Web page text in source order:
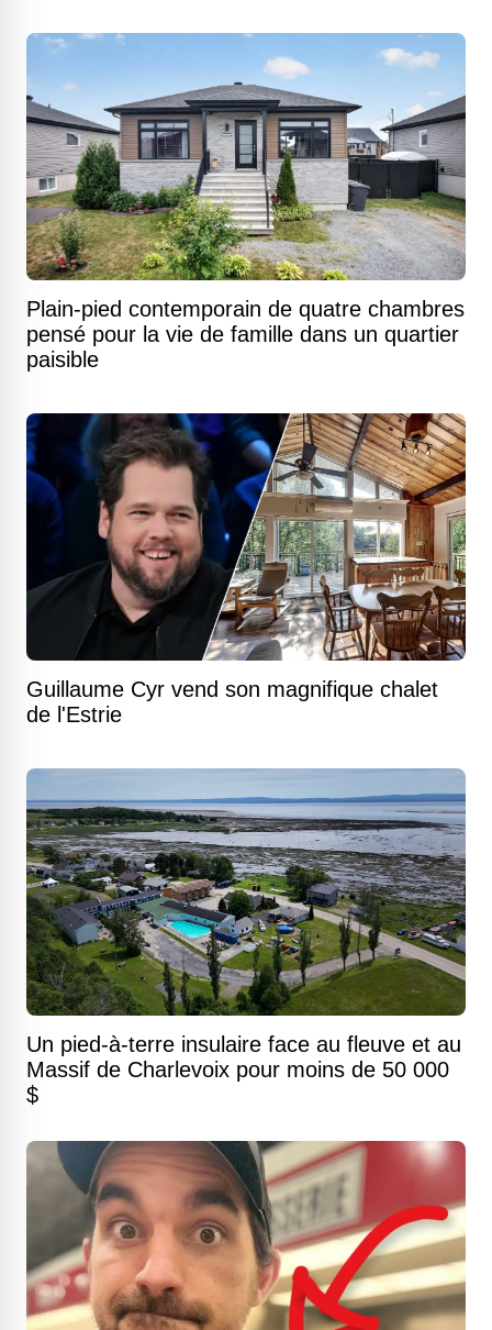
Plain-pied contemporain de quatre chambres
pensé pour la vie de famille dans un quartier
paisible
Guillaume Cyr vend son magnifique chalet
de l'Estrie
Un pied-à-terre insulaire face au fleuve et au
Massif de Charlevoix pour moins de 50 000
$